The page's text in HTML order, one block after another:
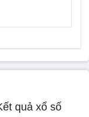
quả xổ số